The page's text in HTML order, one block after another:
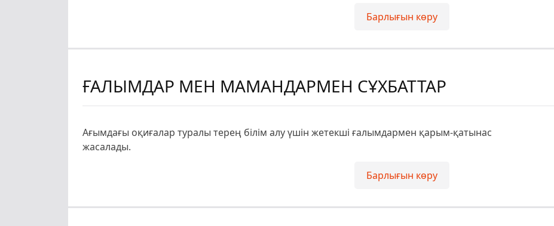
Барлығын көру
ҒАЛЫМДАР МЕН МАМАНДАРМЕН СҰХБАТТАР
Ағымдағы оқиғалар туралы терең білім алу үшін жетекші ғалымдармен қарым-қатынас
жасалады.
Барлығын көру